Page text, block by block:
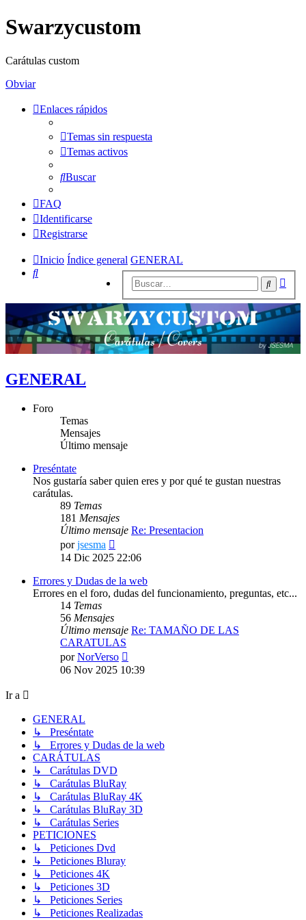
Swarzycustom
Carátulas custom
Obviar
Enlaces rápidos
Temas sin respuesta
Temas activos
Buscar
FAQ
Identificarse
Registrarse
Inicio Índice general GENERAL
Buscar
Buscar
GENERAL
Foro
Temas
Mensajes
Último mensaje
Preséntate
Nos gustaría saber quien eres y por qué te gustan nuestras
carátulas.
89 Temas
181 Mensajes
Último mensaje Re: Presentacion
porjsesma
último
14 Dic 2025 22:06
Errores y Dudas de la web
Errores en el foro, dudas del funcionamiento, preguntas, etc...
14 Temas
56 Mensajes
Último mensaje Re: TAMAÑO DE LAS
CARATULAS
porNorVerso
último
06 Nov 2025 10:39
Ir a
GENERAL
↳ Preséntate
↳ Errores y Dudas de la web
CARÁTULAS
↳ Carátulas DVD
↳ Carátulas BluRay
↳ Carátulas BluRay 4K
↳ Carátulas BluRay 3D
↳ Carátulas Series
PETICIONES
↳ Peticiones Dvd
↳ Peticiones Bluray
↳ Peticiones 4K
↳ Peticiones 3D
↳ Peticiones Series
↳ Peticiones Realizadas